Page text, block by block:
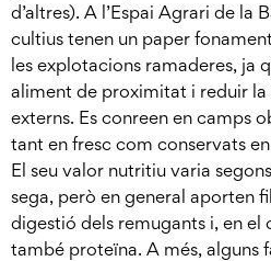
d’altres). A l’Espai Agrari de la
cultius tenen un paper
les explotacions ramaderes, ja
aliment de proximitat i reduir
externs. Es conreen en camps
tant en fresc com conservats
El seu valor nutritiu varia
sega, però en general aporten
digestió dels remugants i, en el
també proteïna. A més, alguns